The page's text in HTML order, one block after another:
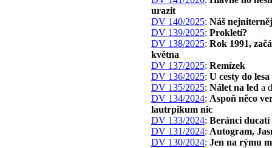
urazit
DV 140/2025: Náš
DV 139/2025: Prokletí?
DV 138/2025: Rok 1991,
května
DV 137/2025: Remízek
DV 136/2025: U cesty do lesa
DV 135/2025: Nálet na led a
DV 134/2024: Aspoň něco
lautrpikum nic
DV 133/2024: Beránci ducatí
DV 131/2024: Autogram,
DV 130/2024: Jen na rýmu